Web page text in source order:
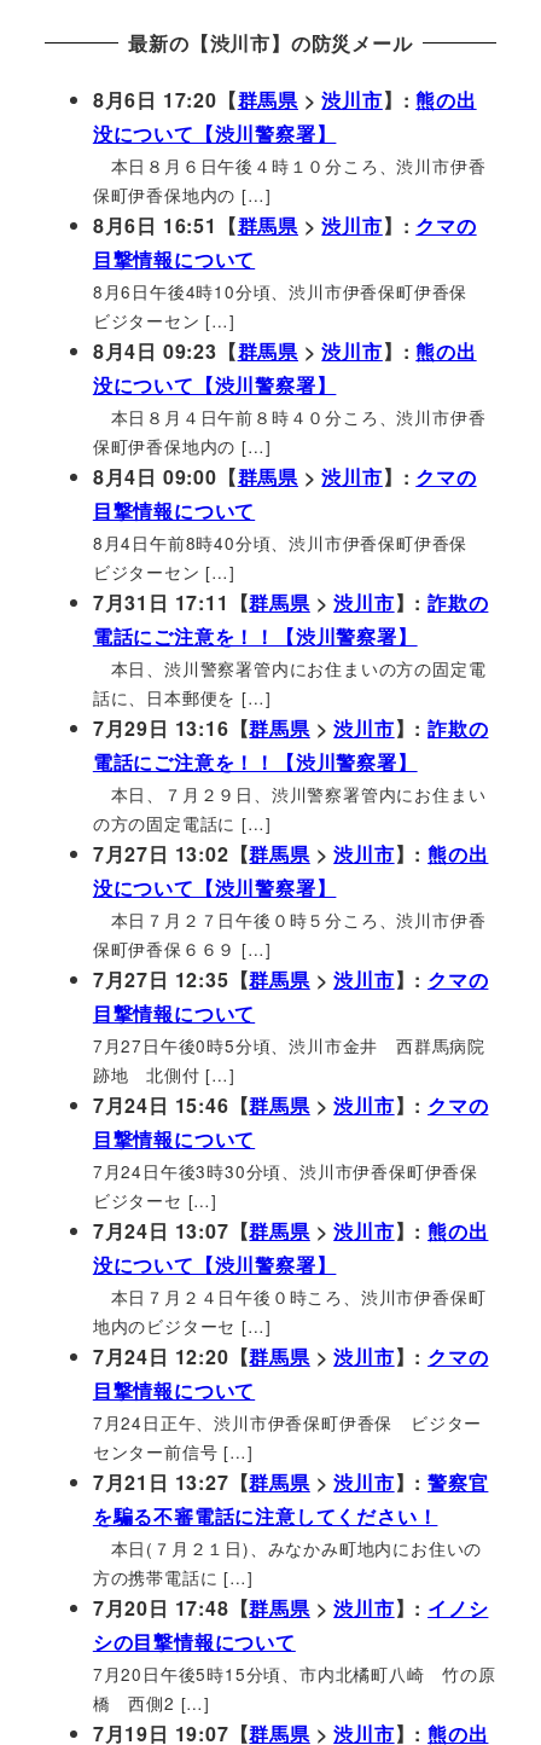
最新の【渋川市】の防災メール
8月6日 17:20【群馬県 >渋川市】:熊の出
没について【渋川警察署】
本日８月６日午後４時１０分ころ、渋川市伊香
保町伊香保地内の […]
8月6日 16:51【群馬県 >渋川市】: クマの
目撃情報について
8月6日午後4時10分頃、渋川市伊香保町伊香保
ビジターセン […]
8月4日 09:23【群馬県 >渋川市】:熊の出
没について【渋川警察署】
本日８月４日午前８時４０分ころ、渋川市伊香
保町伊香保地内の […]
8月4日 09:00【群馬県 >渋川市】: クマの
目撃情報について
8月4日午前8時40分頃、渋川市伊香保町伊香保
ビジターセン […]
7月31日 17:11【群馬県>渋川市】:詐欺の
電話にご注意を！！【渋川警察署】
本日、渋川警察署管内にお住まいの方の固定電
話に、日本郵便を […]
7月29日 13:16【群馬県>渋川市】:詐欺の
電話にご注意を！！【渋川警察署】
本日、７月２９日、渋川警察署管内にお住まい
の方の固定電話に […]
7月27日 13:02【群馬県>渋川市】:熊の出
没について【渋川警察署】
本日７月２７日午後０時５分ころ、渋川市伊香
保町伊香保６６９ […]
7月27日 12:35【群馬県>渋川市】: クマの
目撃情報について
7月27日午後0時5分頃、渋川市金井 西群馬病院
跡地 北側付 […]
7月24日 15:46【群馬県>渋川市】: クマの
目撃情報について
7月24日午後3時30分頃、渋川市伊香保町伊香保
ビジターセ […]
7月24日 13:07【群馬県>渋川市】:熊の出
没について【渋川警察署】
本日７月２４日午後０時ころ、渋川市伊香保町
地内のビジターセ […]
7月24日 12:20【群馬県>渋川市】: クマの
目撃情報について
7月24日正午、渋川市伊香保町伊香保 ビジター
センター前信号 […]
7月21日 13:27【群馬県>渋川市】:警察官
を騙る不審電話に注意してください！
本日(７月２１日)、みなかみ町地内にお住いの
方の携帯電話に […]
7月20日 17:48【群馬県>渋川市】: イノシ
シの目撃情報について
7月20日午後5時15分頃、市内北橘町八崎 竹の原
橋 西側2 […]
7月19日 19:07【群馬県>渋川市】:熊の出